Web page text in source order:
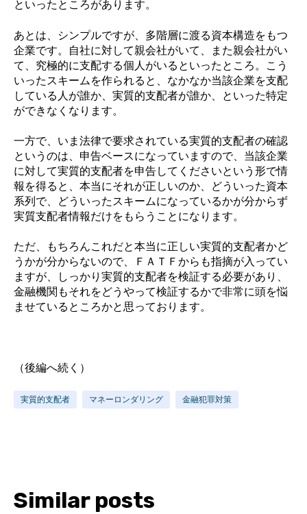
といったところがあります。
あとは、シンプルですが、多階層に渡る資本構造をもつ
企業です。自社に対して親会社がいて、また親会社がい
て、究極的に支配する個人がいるといったところ。こう
いったスキームを作られると、なかなか当該企業を支配
している人が誰か、実質的支配者が誰か、といった特定
ができなくなります。
一方で、いま法律で要求されている実質的支配者の確認
というのは、申告ベースになっていますので、当該企業
に対して実質的支配者を申告してくださいという形で情
報を得ると、本当にそれが正しいのか、どういった資本
系列で、どういったスキームになっているかが分からず
実質支配者情報だけをもらうことになります。
ただ、もちろんこれだと本当に正しい実質的支配者かど
うかが分からないので、ＦＡＴＦからも指摘が入ってい
ますが、しっかり実質的支配者を検証する必要があり、
金融機関もそれをどうやって検証するかで非常に頭を悩
ませているところかと思っております。
（後編へ続く）
実質的支配者 マネーロンダリング 金融犯罪対策
Similar posts